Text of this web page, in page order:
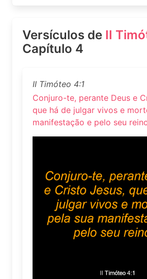
Versículos de II
Capítulo 4
II Timóteo 4:1
Conjuro-te, perante Deus e
que há de julgar vivos e
manifestação e pelo seu